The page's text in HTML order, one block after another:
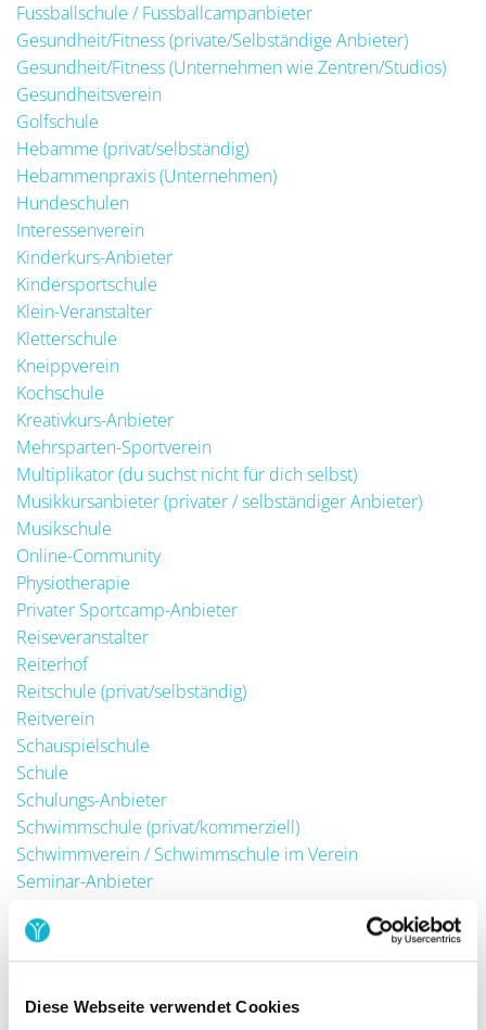
Diese Webseite verwendet Cookies
Fussballschule / Fussballcampanbieter
Gesundheit/Fitness (private/Selbständige Anbieter)
Gesundheit/Fitness (Unternehmen wie Zentren/Studios)
Gesundheitsverein
Golfschule
Hebamme (privat/selbständig)
Hebammenpraxis (Unternehmen)
Hundeschulen
Interessenverein
Kinderkurs-Anbieter
Kindersportschule
Klein-Veranstalter
Kletterschule
Kneippverein
Kochschule
Kreativkurs-Anbieter
Mehrsparten-Sportverein
Multiplikator (du suchst nicht für dich selbst)
Musikkursanbieter (privater / selbständiger Anbieter)
Musikschule
Online-Community
Physiotherapie
Privater Sportcamp-Anbieter
Reiseveranstalter
Reiterhof
Reitschule (privat/selbständig)
Reitverein
Schauspielschule
Schule
Schulungs-Anbieter
Schwimmschule (privat/kommerziell)
Schwimmverein / Schwimmschule im Verein
Seminar-Anbieter
Skiverein
Sonstiges
Sportbootschule